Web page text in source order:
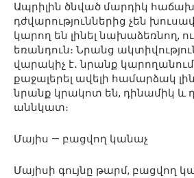
Ապրիլին ծնված մարդիկ հաճախ
դժվարություններից չեն
կարող են լինել նախաձեռնող,
եռանդուն։ Նրանց
վարակիչ է․ նրանք կարողանում
քաջալերել ավելի համարձակ
նրանք կրակոտ են, դինամիկ և
աննկատ։
Մայիս — բացվող կանաչ
Մայիսի գույնը թարմ, բացվող